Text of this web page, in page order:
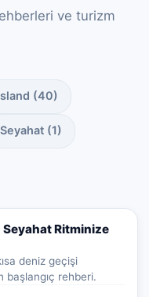
ve turizm
(40)
Seyahat (1)
Ritminize
deniz geçişi
rehberi.